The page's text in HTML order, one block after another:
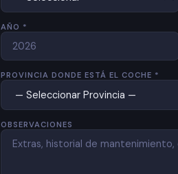
AÑO *
PROVINCIA DONDE ESTÁ EL COCHE *
OBSERVACIONES